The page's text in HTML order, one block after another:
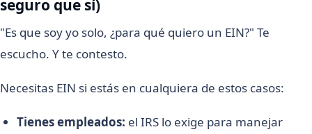
seguro que sí)
"Es que soy yo solo, ¿para qué quiero un EIN?" Te
escucho. Y te contesto.
Necesitas EIN si estás en cualquiera de estos casos:
Tienes empleados: el IRS lo exige para manejar